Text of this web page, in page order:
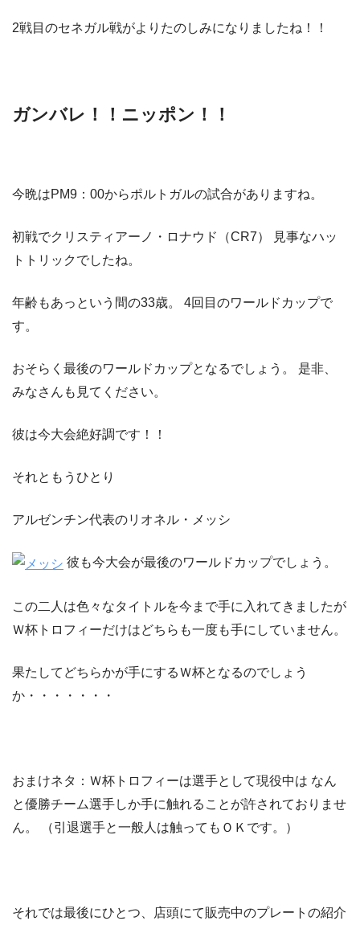
2戦目のセネガル戦がよりたのしみになりましたね！！
ガンバレ！！ニッポン！！
今晩はPM9：00からポルトガルの試合がありますね。
初戦でクリスティアーノ・ロナウド（CR7） 見事なハッ
トトリックでしたね。
年齢もあっという間の33歳。 4回目のワールドカップで
す。
おそらく最後のワールドカップとなるでしょう。 是非、
みなさんも見てください。
彼は今大会絶好調です！！
それともうひとり
アルゼンチン代表のリオネル・メッシ
彼も今大会が最後のワールドカップでしょう。
この二人は色々なタイトルを今まで手に入れてきましたが
Ｗ杯トロフィーだけはどちらも一度も手にしていません。
果たしてどちらかが手にするＷ杯となるのでしょう
か・・・・・・・
おまけネタ：Ｗ杯トロフィーは選手として現役中は なん
と優勝チーム選手しか手に触れることが許されておりませ
ん。 （引退選手と一般人は触ってもＯＫです。）
それでは最後にひとつ、店頭にて販売中のプレートの紹介